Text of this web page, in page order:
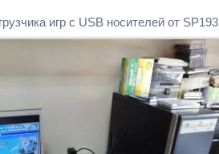
игр с USB носителей от SP193